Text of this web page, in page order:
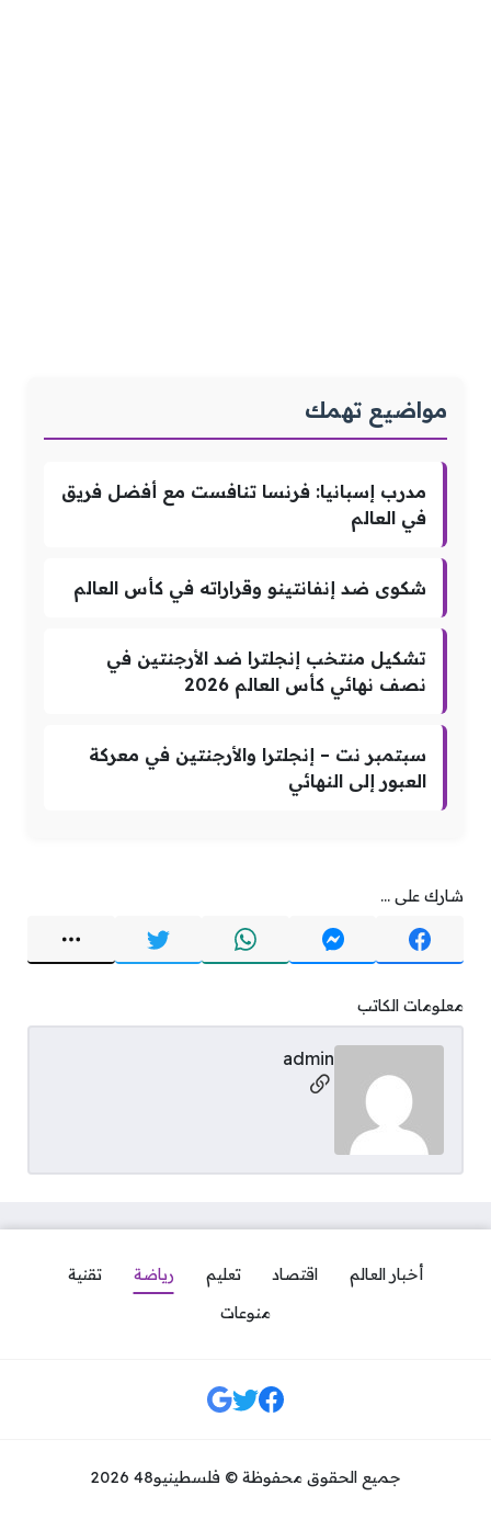
مواضيع تهمك
مدرب إسبانيا: فرنسا تنافست مع أفضل فريق
في العالم
شكوى ضد إنفانتينو وقراراته في كأس العالم
تشكيل منتخب إنجلترا ضد الأرجنتين في
نصف نهائي كأس العالم 2026
سبتمبر نت – إنجلترا والأرجنتين في معركة
العبور إلى النهائي
شارك على ...
معلومات الكاتب
admin
مواقع التواصل
أخبار العالم اقتصاد تعليم رياضة
تقنية
منوعات
مواقع التواصل
جميع الحقوق محفوظة © فلسطينيو48 2026